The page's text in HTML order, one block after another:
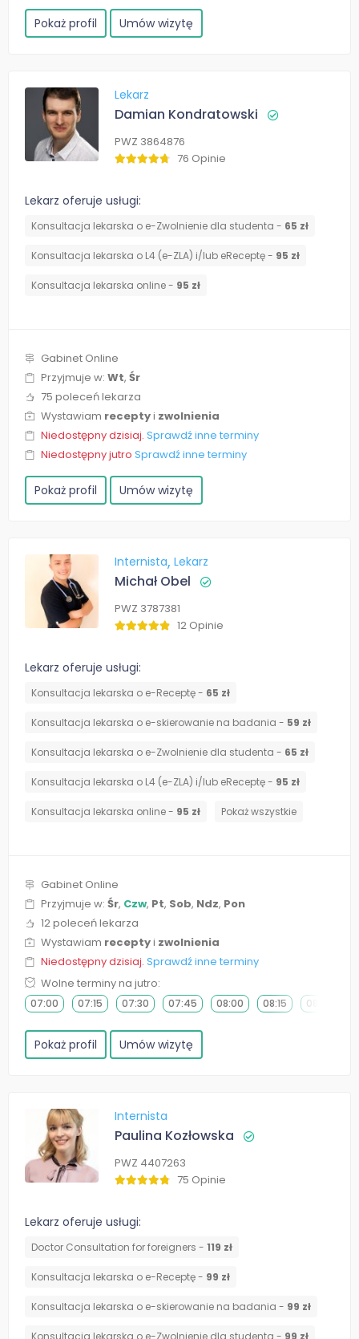
Pokaż profil Umów wizytę
Lekarz
Damian Kondratowski
PWZ 3864876
76 Opinie
Lekarz oferuje usługi:
Konsultacja lekarska o e-Zwolnienie dla studenta - 65 zł
Konsultacja lekarska o L4 (e-ZLA) i/lub eReceptę - 95 zł
Konsultacja lekarska online - 95 zł
Gabinet Online
Przyjmuje w: Wt, Śr
75 poleceń lekarza
Wystawiam receptyi zwolnienia
Niedostępny dzisiaj. Sprawdź inne terminy
Niedostępny jutro Sprawdź inne terminy
Pokaż profil Umów wizytę
Internista Lekarz
Michał Obel
PWZ 3787381
12 Opinie
Lekarz oferuje usługi:
Konsultacja lekarska o e-Receptę - 65 zł
Konsultacja lekarska o e-skierowanie na badania - 59 zł
Konsultacja lekarska o e-Zwolnienie dla studenta - 65 zł
Konsultacja lekarska o L4 (e-ZLA) i/lub eReceptę - 95 zł
Konsultacja lekarska online - 95 zł Pokaż wszystkie
Gabinet Online
Przyjmuje w: Śr, Czw, Pt, Sob, Ndz, Pon
12 poleceń lekarza
Wystawiam receptyi zwolnienia
Niedostępny dzisiaj. Sprawdź inne terminy
Wolne terminy na jutro:
07:00 07:15 07:30 07:45 08:00 08:15 08:30
Pokaż profil Umów wizytę
Internista
Paulina Kozłowska
PWZ 4407263
75 Opinie
Lekarz oferuje usługi:
Doctor Consultation for foreigners - 119 zł
Konsultacja lekarska o e-Receptę - 99 zł
Konsultacja lekarska o e-skierowanie na badania - 99 zł
Konsultacja lekarska o e-Zwolnienie dla studenta - 99 zł